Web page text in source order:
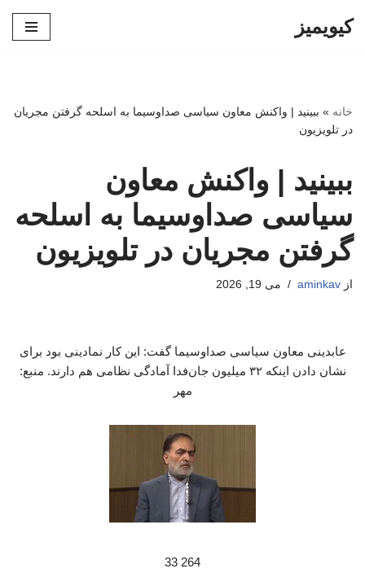
کیویمیز
خانه » ببینید | واکنش معاون سیاسی صداوسیما به اسلحه گرفتن مجریان
در تلویزیون
ببینید | واکنش معاون
سیاسی صداوسیما به اسلحه
گرفتن مجریان در تلویزیون
از aminkav می 19, 2026
عابدینی معاون سیاسی صداوسیما گفت: این کار نمادینی بود برای
نشان دادن اینکه ۳۲ میلیون جان‌فدا آمادگی نظامی هم دارند. منبع:
مهر
264 33